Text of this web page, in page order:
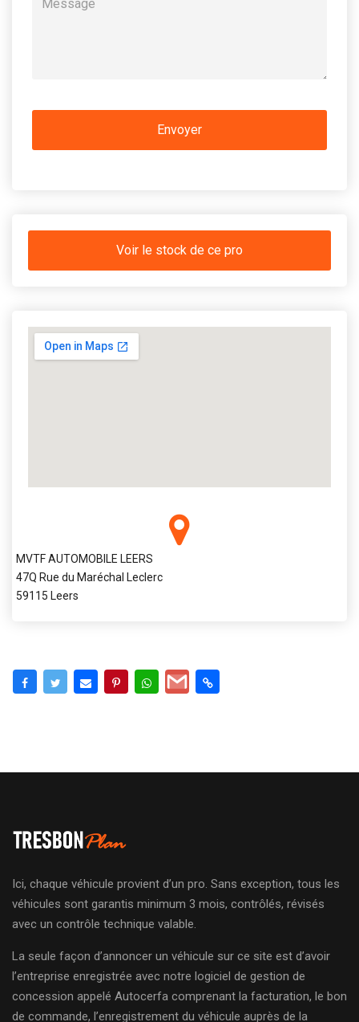
Voir le stock de ce pro
MVTF AUTOMOBILE LEERS
47Q Rue du Maréchal Leclerc
59115 Leers
Ici, chaque véhicule provient d’un pro. Sans exception, tous les
véhicules sont garantis minimum 3 mois, contrôlés, révisés
avec un contrôle technique valable.
La seule façon d’annoncer un véhicule sur ce site est d’avoir
l’entreprise enregistrée avec notre logiciel de gestion de
concession appelé Autocerfa comprenant la facturation, le bon
de commande, l’enregistrement du véhicule auprès de la